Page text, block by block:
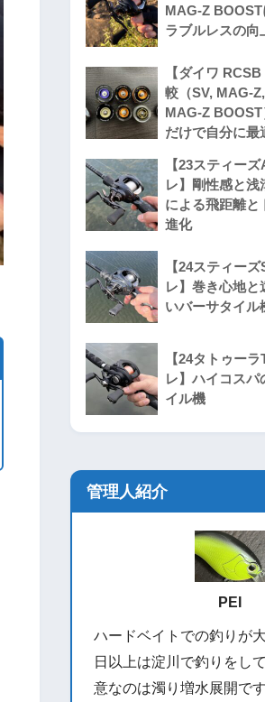
MAG-Z BOOST
ラブルレスの向
【ダイワ
較（SV, MAG-
MAG-Z
だけで自分に最
【23スティー
レ】剛性感と
による飛距離と
進化
【24スティー
レ】巻き心地
いバーサタイル
【24タトゥー
レ】ハイコスパ
イル機
管理人紹介
PEI
ハードベイトでの釣りが
日以上は淀川で釣りをし
意なのは濁り増水展開で